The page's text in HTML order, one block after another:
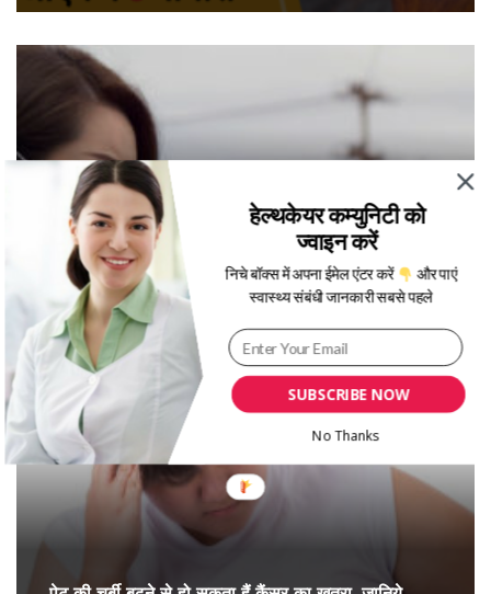
अगर आप खुली हवा में सास नहीं ले पा रहे हैं तो हो जाए
सावधान!
SUBSCRIBE NOW
हेल्थकेयर कम्युनिटी को
ज्वाइन करें
निचे बॉक्स में अपना ईमेल एंटर करें
और पाएं
स्वास्थ्य संबंधी जानकारी सबसे पहले
No Thanks